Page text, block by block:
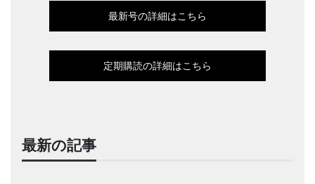
最新号の詳細はこちら
定期購読の詳細はこちら
最新の記事